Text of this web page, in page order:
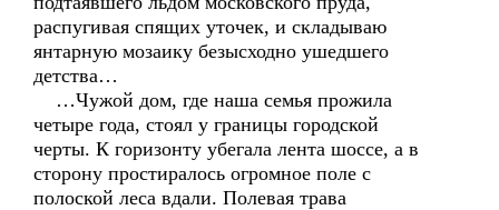
распугивая спящих уточек, и складываю
янтарную мозаику безысходно ушедшего
детства…
…Чужой дом, где наша семья прожила
четыре года, стоял у границы городской
черты. К горизонту убегала лента шоссе, а в
сторону простиралось огромное поле с
полоской леса вдали. Полевая трава